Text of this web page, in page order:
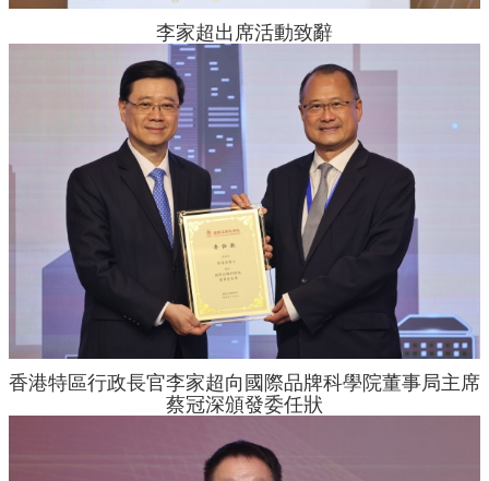
李家超出席活動致辭
香港特區行政長官李家超向國際品牌科學院董事局主席
蔡冠深頒發委任狀